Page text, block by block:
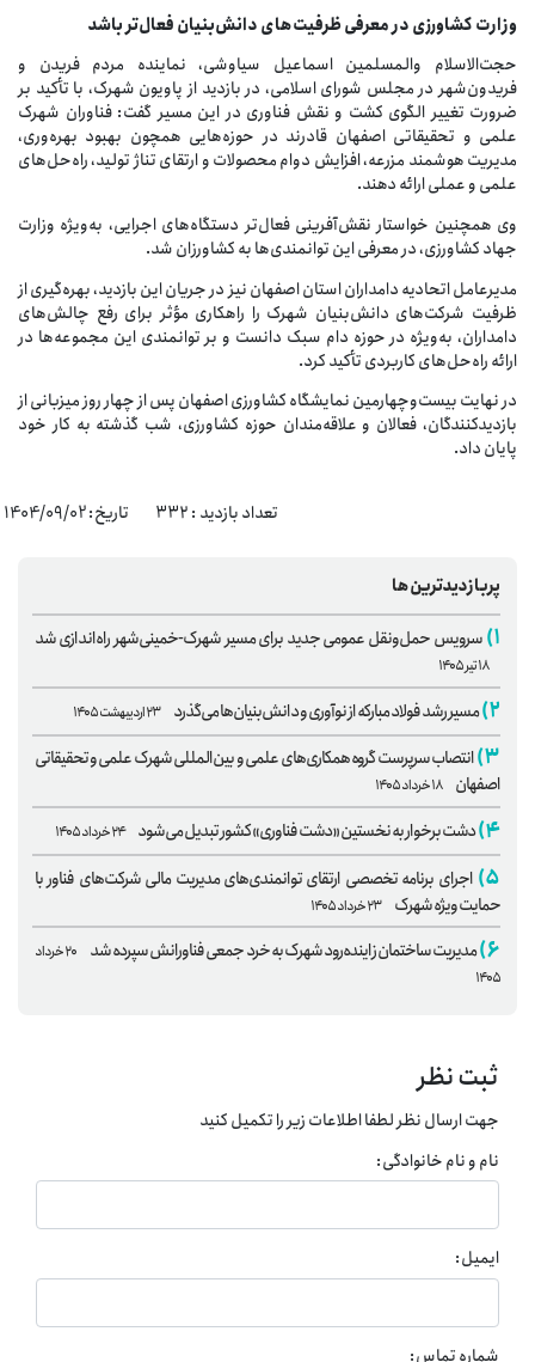
وزارتکشاورزیدر معرفیظرفیت‌هایدانش‌بنیانفعال‌ترباشد
حجت‌الاسلام والمسلمین اسماعیل سیاوشی، نماینده مردم فریدن و
فریدون‌شهر در مجلس شورای اسلامی، در بازدید از پاویون شهرک، با تأکید بر
ضرورت تغییر الگوی کشت و نقش فناوری در این مسیر گفت: فناوران شهرک
علمی و تحقیقاتی اصفهان قادرند در حوزه‌هایی همچون بهبود بهره‌وری،
مدیریت هوشمند مزرعه، افزایش دوام محصولات و ارتقای تناژ تولید، راه‌حل‌های
علمی و عملی ارائه دهند.
وی همچنین خواستار نقش‌آفرینی فعال‌تر دستگاه‌های اجرایی، به‌ویژه وزارت
جهاد کشاورزی، در معرفی این توانمندی‌ها به کشاورزان شد.
مدیرعامل اتحادیه دامداران استان اصفهان نیز در جریان این بازدید، بهره‌گیری از
ظرفیت شرکت‌های دانش‌بنیان شهرک را راهکاری مؤثر برای رفع چالش‌های
دامداران، به‌ویژه در حوزه دام سبک دانست و بر توانمندی این مجموعه‌ها در
ارائه راه‌حل‌های کاربردی تأکید کرد.
در نهایت بیست‌وچهارمین نمایشگاه کشاورزی اصفهان پس از چهار روز میزبانی از
بازدیدکنندگان، فعالان و علاقه‌مندان حوزه کشاورزی، شب گذشته به کار خود
پایان داد.
تعداد بازدید : ۳۳۲ تاریخ: 1404/09/02
پربازدیدترین‌ها
سرویس حمل‌ونقل عمومی جدید برای مسیر شهرک-خمینی‌شهر راه‌اندازی شد
مسیر رشد فولاد مبارکه از نوآوری و دانش‌بنیان‌ها می‌گذرد ۲۳ اردیبهشت ۱۴۰۵
انتصاب سرپرست گروه همکاری‌های علمی و بین‌المللی شهرک علمی و تحقیقاتی
اصفهان ۱۸ خرداد ۱۴۰۵
دشت برخوار به نخستین «دشت فناوری» کشور تبدیل می‌شود ۲۴ خرداد ۱۴۰۵
اجرای برنامه تخصصی ارتقای توانمندی‌های مدیریت مالی شرکت‌های فناور با
حمایت ویژه شهرک ۲۳ خرداد ۱۴۰۵
مدیریت ساختمان زاینده‌رود شهرک به خرد جمعی فناورانش سپرده شد
۲۰ خرداد
۱۴۰۵
ثبت نظر
جهت ارسال نظر لطفا اطلاعات زیر را تکمیل کنید
نام و نام خانوادگی:
ایمیل:
شماره تماس: